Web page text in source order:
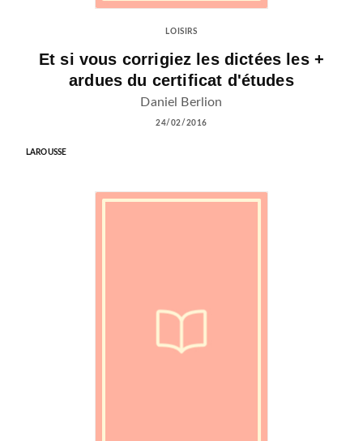
LOISIRS
Et si vous corrigiez les dictées les +
ardues du certificat d'études
Daniel Berlion
24/02/2016
LAROUSSE